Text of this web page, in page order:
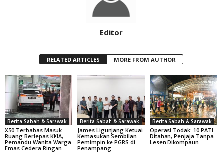
Editor
RELATED ARTICLES MORE FROM AUTHOR
Berita Sabah & Sarawak
X50 Terbabas Masuk
Ruang Berlepas KKIA,
Pemandu Wanita Warga
Emas Cedera Ringan
Berita Sabah & Sarawak
James Ligunjang Ketuai
Kemasukan Sembilan
Pemimpin ke PGRS di
Penampang
Berita Sabah & Sarawak
Operasi Todak: 10 PATI
Ditahan, Penjaja Tanpa
Lesen Dikompaun